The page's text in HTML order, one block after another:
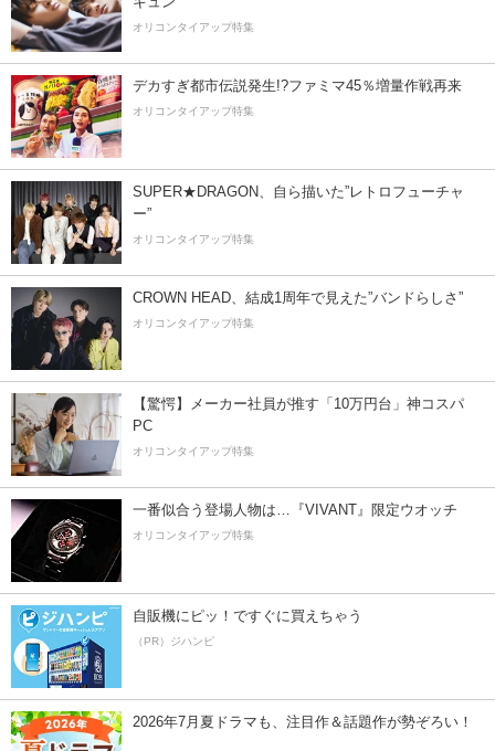
オリコンタイアップ特集
デカすぎ都市伝説発生!?ファミマ45％増量作戦再来
オリコンタイアップ特集
SUPER★DRAGON、自ら描いた”レトロフューチャ
ー”
オリコンタイアップ特集
CROWN HEAD、結成1周年で見えた”バンドらしさ”
オリコンタイアップ特集
【驚愕】メーカー社員が推す「10万円台」神コスパ
PC
オリコンタイアップ特集
一番似合う登場人物は…『VIVANT』限定ウオッチ
オリコンタイアップ特集
自販機にピッ！ですぐに買えちゃう
（PR）ジハンピ
2026年7月夏ドラマも、注目作＆話題作が勢ぞろい！